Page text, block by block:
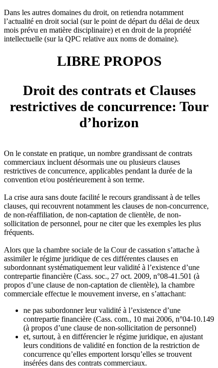
Dans les autres domaines du droit, on retiendra notamment
l’actualité en droit social (sur le point de départ du délai de deux
mois prévu en matière disciplinaire) et en droit de la propriété
intellectuelle (sur la QPC relative aux noms de domaine).
LIBRE PROPOS
Droit des contrats et Clauses
restrictives de concurrence: Tour
d’horizon
On le constate en pratique, un nombre grandissant de contrats
commerciaux incluent désormais une ou plusieurs clauses
restrictives de concurrence, applicables pendant la durée de la
convention et/ou postérieurement à son terme.
La crise aura sans doute facilité le recours grandissant à de telles
clauses, qui recouvrent notamment les clauses de non-concurrence,
de non-réaffiliation, de non-captation de clientèle, de non-
sollicitation de personnel, pour ne citer que les exemples les plus
fréquents.
Alors que la chambre sociale de la Cour de cassation s’attache à
assimiler le régime juridique de ces différentes clauses en
subordonnant systématiquement leur validité à l’existence d’une
contrepartie financière (Cass. soc., 27 oct. 2009, n°08-41.501 (à
propos d’une clause de non-captation de clientèle), la chambre
commerciale effectue le mouvement inverse, en s’attachant:
ne pas subordonner leur validité à l’existence d’une
contrepartie financière (Cass. com., 10 mai 2006, n°04-10.149
(à propos d’une clause de non-sollicitation de personnel)
et, surtout, à en différencier le régime juridique, en ajustant
leurs conditions de validité en fonction de la restriction de
concurrence qu’elles emportent lorsqu’elles se trouvent
insérées dans des contrats commerciaux.